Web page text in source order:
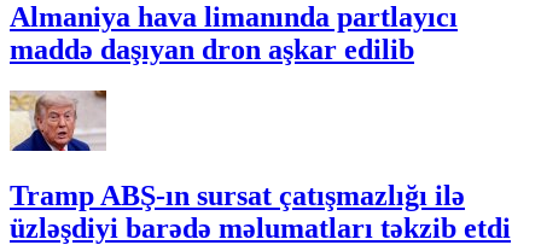
Almaniya hava limanında partlayıcı
maddə daşıyan dron aşkar edilib
Tramp ABŞ-ın sursat çatışmazlığı ilə
üzləşdiyi barədə məlumatları təkzib etdi